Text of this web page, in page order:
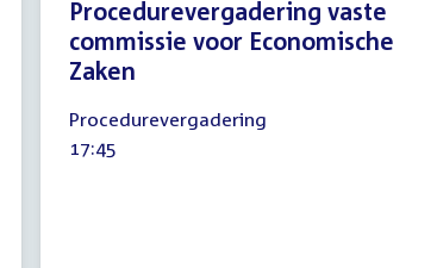
Procedurevergadering vaste
commissie voor Economische
Zaken
september
2024
Procedurevergadering
Tijd
17:45